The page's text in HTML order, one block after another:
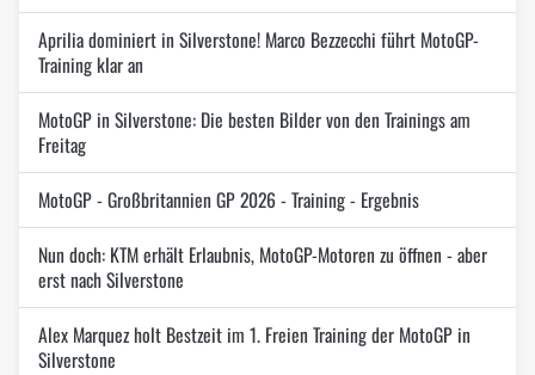
Aprilia dominiert in Silverstone! Marco Bezzecchi führt MotoGP-
Training klar an
MotoGP in Silverstone: Die besten Bilder von den Trainings am
Freitag
MotoGP - Großbritannien GP 2026 - Training - Ergebnis
Nun doch: KTM erhält Erlaubnis, MotoGP-Motoren zu öffnen - aber
erst nach Silverstone
Alex Marquez holt Bestzeit im 1. Freien Training der MotoGP in
Silverstone